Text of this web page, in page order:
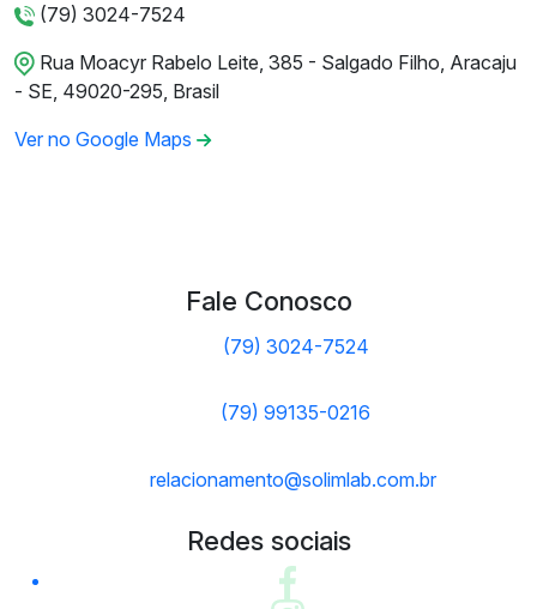
(79) 3024-7524
Rua Moacyr Rabelo Leite, 385 - Salgado Filho, Aracaju
- SE, 49020-295, Brasil
Ver no Google Maps
Fale Conosco
(79) 3024-7524
(79) 99135-0216
relacionamento@solimlab.com.br
Redes sociais